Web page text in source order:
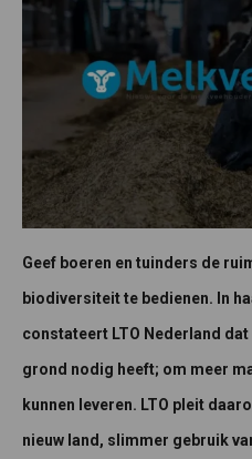
Geef boeren en tuinders de
biodiversiteit te bedienen. In
constateert LTO Nederland
grond nodig heeft; om meer
kunnen leveren. LTO pleit
nieuw land, slimmer gebruik